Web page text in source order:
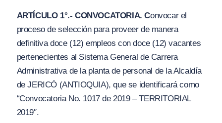
ARTÍCULO 1°.- CONVOCATORIA. Convocar el
proceso de selección para proveer de manera
definitiva doce (12) empleos con doce (12) vacantes
pertenecientes al Sistema General de Carrera
Administrativa de la planta de personal de la Alcaldía
de JERICÓ (ANTIOQUIA), que se identificará como
“Convocatoria No. 1017 de 2019 – TERRITORIAL
2019″.